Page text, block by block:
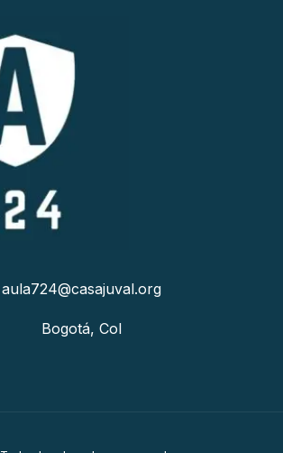
aula724@casajuval.org
Bogotá, Col